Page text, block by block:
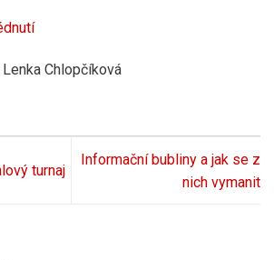
Chlopčíková
turnaj
Informační bubliny a jak se z
nich vymanit